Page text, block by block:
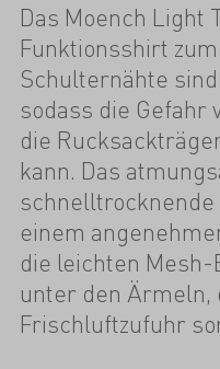
Das Moench Light
Funktionsshirt
Schulternähte
sodass die Gefahr
die
kann. Das
schnelltrocknende
einem
die leichten Mesh-
unter den Ärmeln,
Frischluftzufuhr